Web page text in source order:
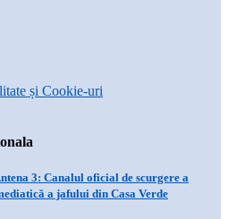
și Cookie-uri
3: Canalul oficial de scurgere a
a jafului din Casa Verde